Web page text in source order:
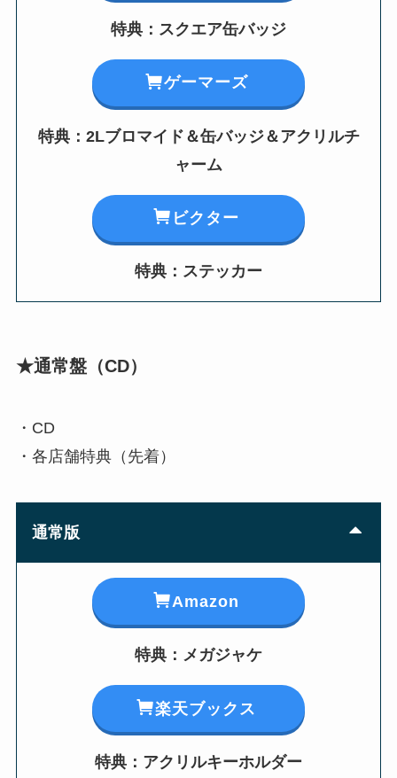
特典：スクエア缶バッジ
ゲーマーズ
特典：2Lブロマイド＆缶バッジ＆アクリルチ
ャーム
ビクター
特典：ステッカー
★通常盤（CD）
・CD
・各店舗特典（先着）
通常版
Amazon
特典：メガジャケ
楽天ブックス
特典：アクリルキーホルダー